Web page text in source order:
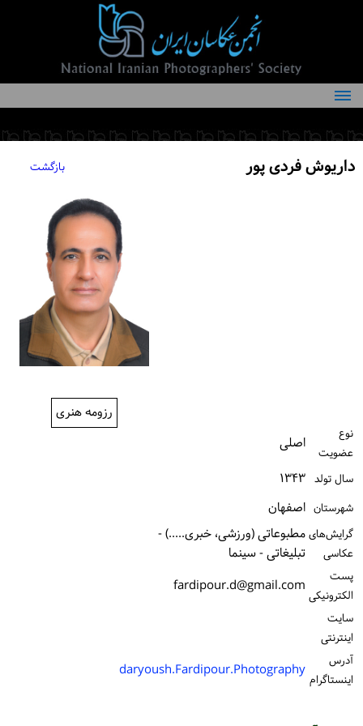
درباره انجمن
کمیته‌های انجمن
داریوش فردی پور بازگشت
رزومه هنری
نوع
عضویت
اصلی
سال تولد ۱۳۴۳
شهرستان اصفهان
گرایش‌های
عکاسی
مطبوعاتی (ورزشی، خبری.....) -
تبلیغاتی - سینما
پست
الكترونیكی fardipour.d@gmail.com
سایت
اینترنتی
آدرس
اینستاگرام daryoush.Fardipour.Photography